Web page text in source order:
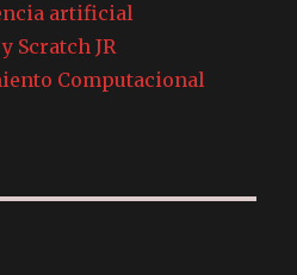
artificial
Scratch JR
Computacional